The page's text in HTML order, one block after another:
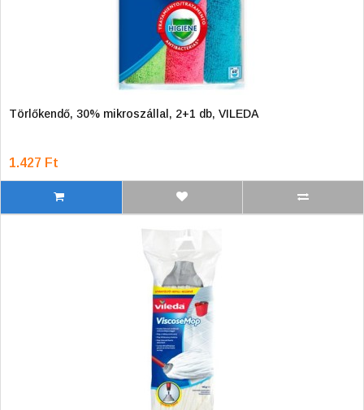
Törlőkendő, 30% mikroszállal, 2+1 db, VILEDA
1.427 Ft